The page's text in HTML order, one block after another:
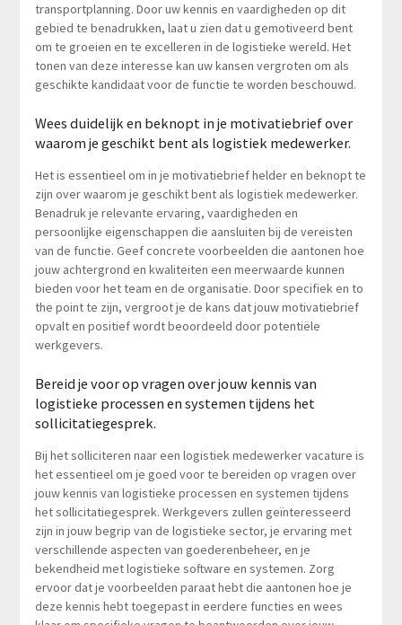
transportplanning. Door uw kennis en vaardigheden op dit
gebied te benadrukken, laat u zien dat u gemotiveerd bent
om te groeien en te excelleren in de logistieke wereld. Het
tonen van deze interesse kan uw kansen vergroten om als
geschikte kandidaat voor de functie te worden beschouwd.
Wees duidelijk en beknopt in je motivatiebrief over
waarom je geschikt bent als logistiek medewerker.
Het is essentieel om in je motivatiebrief helder en beknopt te
zijn over waarom je geschikt bent als logistiek medewerker.
Benadruk je relevante ervaring, vaardigheden en
persoonlijke eigenschappen die aansluiten bij de vereisten
van de functie. Geef concrete voorbeelden die aantonen hoe
jouw achtergrond en kwaliteiten een meerwaarde kunnen
bieden voor het team en de organisatie. Door specifiek en to
the point te zijn, vergroot je de kans dat jouw motivatiebrief
opvalt en positief wordt beoordeeld door potentiële
werkgevers.
Bereid je voor op vragen over jouw kennis van
logistieke processen en systemen tijdens het
sollicitatiegesprek.
Bij het solliciteren naar een logistiek medewerker vacature is
het essentieel om je goed voor te bereiden op vragen over
jouw kennis van logistieke processen en systemen tijdens
het sollicitatiegesprek. Werkgevers zullen geïnteresseerd
zijn in jouw begrip van de logistieke sector, je ervaring met
verschillende aspecten van goederenbeheer, en je
bekendheid met logistieke software en systemen. Zorg
ervoor dat je voorbeelden paraat hebt die aantonen hoe je
deze kennis hebt toegepast in eerdere functies en wees